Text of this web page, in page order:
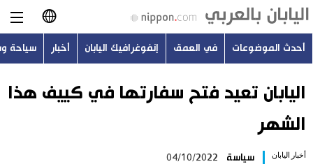
日本語
English
أحدث الموضوعات
أحدث الموضوعات في العمق إنفوغرافيك اليابان أخبار سياحة
اليابان تعيد فتح سفارتها في كييف هذا
الشهر
أخبار اليابان سياسة 04/10/2022